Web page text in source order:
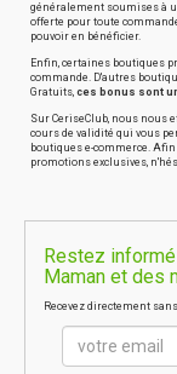
généralement soumises à
offerte pour toute
pouvoir en bénéficier.
Enfin, certaines boutiques
commande. D'autres
Gratuits, ces bonus sont
Sur CeriseClub, nous nous
cours de validité qui vous
boutiques e-commerce.
promotions exclusives,
Restez
Maman et des
Recevez directement